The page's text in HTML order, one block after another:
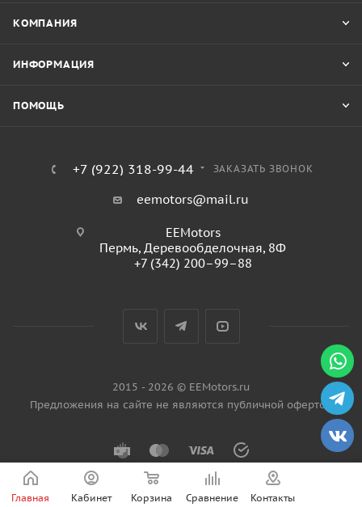
КОМПАНИЯ
ИНФОРМАЦИЯ
ПОМОЩЬ
+7 (922) 318-99-44 ЗАКАЗАТЬ ЗВОНОК
eemotors@mail.ru
EEMotors
Пермь, Деревообделочная, 8Ф
+7 (342) 200–99–88
2015 - 2026 © EEMotors.ru
Предложения на сайте не являются публичной офертой
Главная Кабинет Корзина Сравнение Контакты